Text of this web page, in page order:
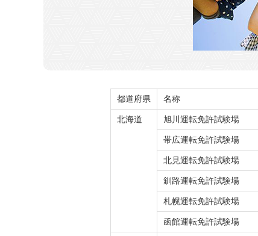
都道府県 名称
北海道 旭川運転免許試験場
帯広運転免許試験場
北見運転免許試験場
釧路運転免許試験場
札幌運転免許試験場
函館運転免許試験場